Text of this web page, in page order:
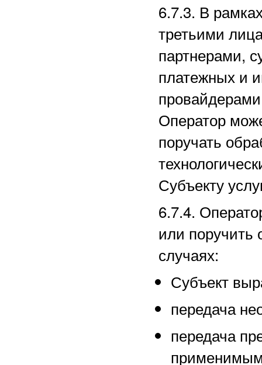
6.7.3. В
третьими
партнерами,
платежных и
Оператор
поручать
Субъекту
6.7.4.
или поручить
случаях:
Субъект
передача
передача
применимым